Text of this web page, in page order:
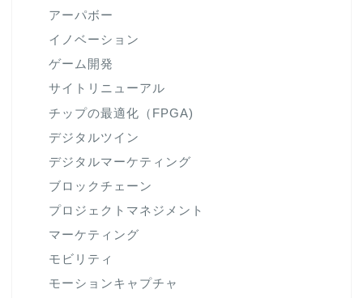
アーパボー
イノベーション
ゲーム開発
サイトリニューアル
チップの最適化（FPGA)
デジタルツイン
デジタルマーケティング
ブロックチェーン
プロジェクトマネジメント
マーケティング
モビリティ
モーションキャプチャ